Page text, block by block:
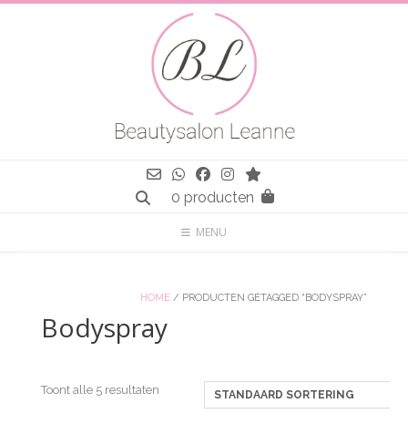
0 producten
MENU
HOME / PRODUCTEN GETAGGED “BODYSPRAY”
Bodyspray
Toont alle 5 resultaten